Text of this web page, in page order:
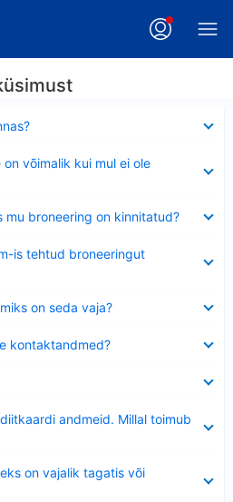
võimalik kui mul ei ole
mu broneering on kinnitatud?
is tehtud broneeringut
on seda vaja?
kontaktandmed?
andmeid. Millal toimub
on vajalik tagatis või